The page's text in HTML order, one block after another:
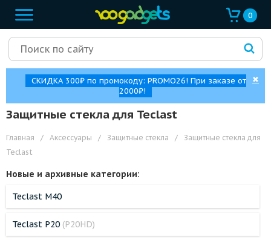
0
СКИДКА 300₽ по промокоду: PROMO26! При заказе от
2000₽!
✖
Защитные стекла для Teclast
Главная / Аксессуары / Защитные стекла /
Защитные стекла для
Teclast
Новые и архивные категории:
Teclast M40
Teclast P20 (P20HD)